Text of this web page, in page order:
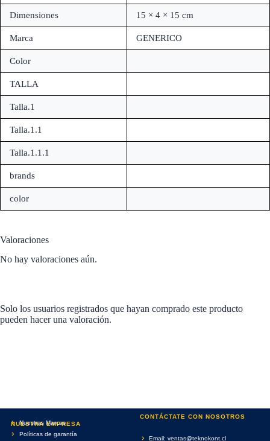
Dimensiones 15 × 4 × 15 cm
Marca GENERICO
Color
TALLA
Talla.1
Talla.1.1
Talla.1.1.1
brands
color
Valoraciones
No hay valoraciones aún.
Solo los usuarios registrados que hayan comprado este producto
pueden hacer una valoración.
NUESTRA EMPRESA
Nuestras Marcas
Políticas de garantía
CONTÁCTATE CON NOSOTROS
Email: ventas@teknokont.cl